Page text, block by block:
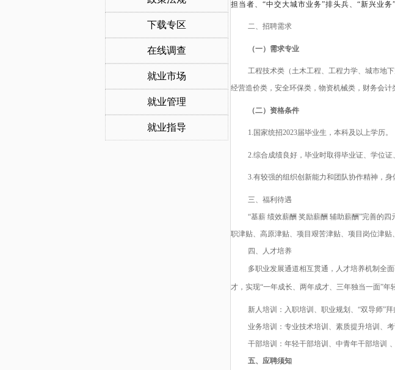
下载专区
在线调查
就业市场
就业管理
就业指导
担当者、“中交大城市业务”排头兵、“新兴业务
二、招聘需求
（一）需求专业
工程技术类（土木工程、工程力学、城市地
经营造价类，安全环保类，物资机械类，财务会计
（二）资格条件
1.国家统招2023届毕业生，本科及以上学历。
2.综合成绩良好，毕业时取得毕业证、学位
3.有较强的组织创新能力和团队协作精神，
三、福利待遇
“基薪 绩效薪酬 奖励薪酬 辅助薪酬”完善的四
职津贴、高原津贴、项目艰苦津贴、项目岗位津贴
四、人才培养
多职业发展通道相互贯通 ，人才培养机制全面
才 ， 实现“一年成长、两年成才、三年独当一面”年
新人培训：入职培训、职业规划、 “双导师”拜
业务培训：专业技术培训、素质提升培训、考
干部培训： 年轻干部培训、中青年干部培训
五、应聘须知